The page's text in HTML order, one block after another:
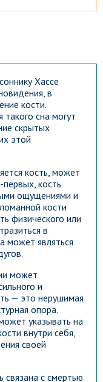
Хассе
в
кости.
сна могут
скрытых
этой
кость, может
кость
ощущениями и
кости
физического или
в
может являться
может
и
— это нерушимая
опора.
указывать на
внутри себя,
своей
с смертью